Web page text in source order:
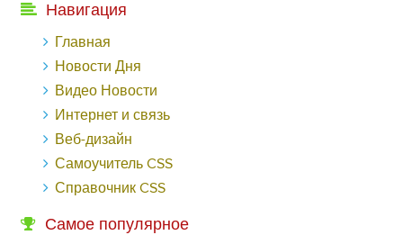
Навигация
Главная
Новости Дня
Видео Новости
Интернет и связь
Веб-дизайн
Самоучитель CSS
Справочник CSS
Самое популярное